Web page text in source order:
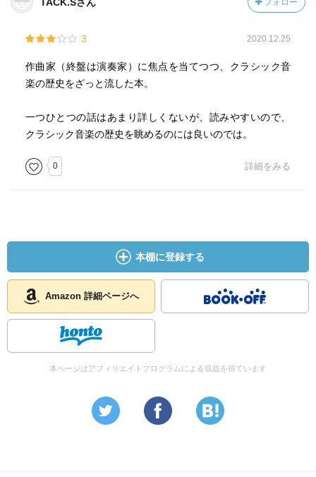
フォロー
3 2020.12.25
作曲家（終盤は演奏家）に焦点を当てつつ、クラシック音
楽の歴史をざっと流した本。
一つひとつの話はあまり詳しくないが、読みやすいので、
クラシック音楽の歴史を眺めるのには良いのでは。
0 詳細をみる
本棚に登録する
Amazon 詳細ページへ
本ページはアフィリエイトプログラムによる収益を得ています